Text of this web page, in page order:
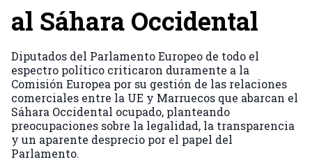
al Sáhara Occidental
Diputados del Parlamento Europeo de todo el
espectro político criticaron duramente a la
Comisión Europea por su gestión de las relaciones
comerciales entre la UE y Marruecos que abarcan el
Sáhara Occidental ocupado, planteando
preocupaciones sobre la legalidad, la transparencia
y un aparente desprecio por el papel del
Parlamento.